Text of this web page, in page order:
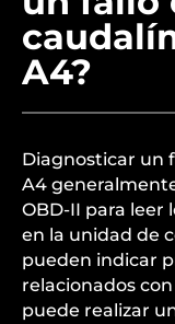
A4?
Diagnosticar un
A4
OBD-II para leer
en la unidad de
pueden indicar
relacionados
puede realizar